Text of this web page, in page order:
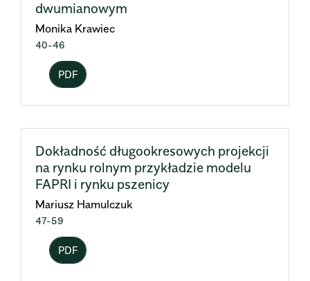
dwumianowym
Monika Krawiec
40-46
PDF
Dokładność długookresowych projekcji
na rynku rolnym przykładzie modelu
FAPRI i rynku pszenicy
Mariusz Hamulczuk
47-59
PDF